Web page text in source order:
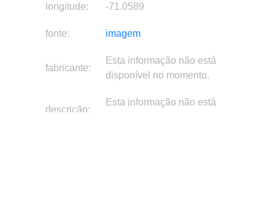
longitude: -71.0589
fonte: imagem
fabricante:
Esta informação não está
disponível no momento.
descrição:
Esta informação não está